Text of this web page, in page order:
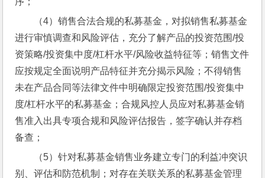
（4）销售合法合规的私募基金，对拟销售私募基金
进行审慎调查和风险评估，充分了解产品的投资范围/投
资策略/投资集中度/杠杆水平/风险收益特征等；销售文件
应按规定全面说明产品特征并充分揭示风险；不得销售
未在产品合同等法律文件中明确限定投资范围/投资集中
度/杠杆水平的私募基金；合规风控人员应对私募基金销
售准入出具专项合规和风险评估报告，签字确认并存档
备查；
（5）针对私募基金销售业务建立专门的利益冲突识
别、评估和防范机制；对存在关联关系的私募基金管理